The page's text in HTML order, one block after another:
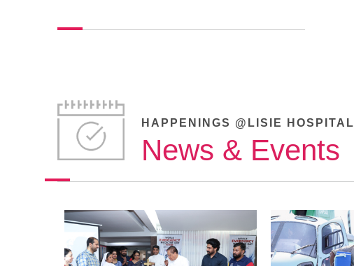
HAPPENINGS @LISIE HOSPITAL
News & Events